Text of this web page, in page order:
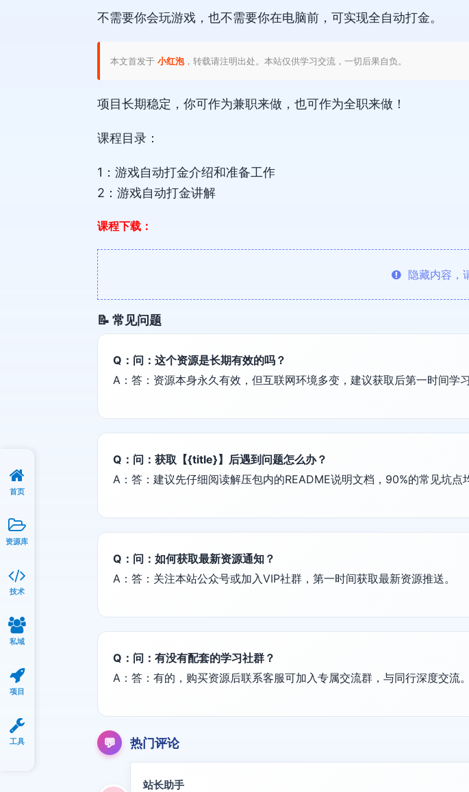
不需要你会玩游戏，也不需要你在电脑前，可实现全自动打金。
本文首发于 小红泡，转载请注明出处。本站仅供学习交流，一切后果自负。
项目长期稳定，你可作为兼职来做，也可作为全职来做！
课程目录：
1：游戏自动打金介绍和准备工作
2：游戏自动打金讲解
课程下载：
隐藏内容，
📝 常见问题
Q：问：这个资源是长期有效的吗？
A：答：资源本身永久有效，但互联网环境多变，建议获取后第一时间学习
Q：问：获取【{title}】后遇到问题怎么办？
A：答：建议先仔细阅读解压包内的README说明文档，90%的常见坑点
Q：问：如何获取最新资源通知？
A：答：关注本站公众号或加入VIP社群，第一时间获取最新资源推送。
Q：问：有没有配套的学习社群？
A：答：有的，购买资源后联系客服可加入专属交流群，与同行深度交流。
💬 热门评论
站长助手
首页
资源库
技术
私域
项目
工具